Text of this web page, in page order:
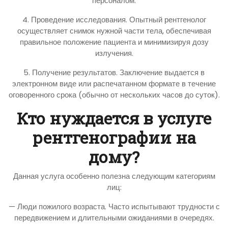
4. Проведение исследования. Опытный рентгенолог
осуществляет снимок нужной части тела, обеспечивая
правильное положение пациента и минимизируя дозу
излучения.
5. Получение результатов. Заключение выдается в
электронном виде или распечатанном формате в течение
оговоренного срока (обычно от нескольких часов до суток).
Кто нуждается в услуге
рентгенографии на
дому?
Данная услуга особенно полезна следующим категориям
лиц:
— Люди пожилого возраста. Часто испытывают трудности с
передвижением и длительными ожиданиями в очередях.